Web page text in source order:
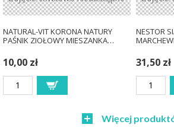
NATURAL-VIT KORONA NATURY
PAŚNIK ZIOŁOWY MIESZANKA…
10,00 zł
NESTOR
31,50 zł
Więcej